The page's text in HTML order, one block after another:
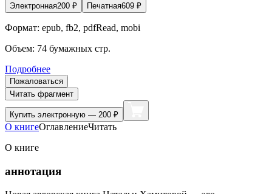
Электронная200 ₽ Печатная609 ₽
Формат: epub, fb2, pdfRead, mobi
Объем: 74 бумажных стр.
Подробнее
Пожаловаться
Читать фрагмент
Купить электронную — 200 ₽
О книгеОглавлениеЧитать
О книге
аннотация